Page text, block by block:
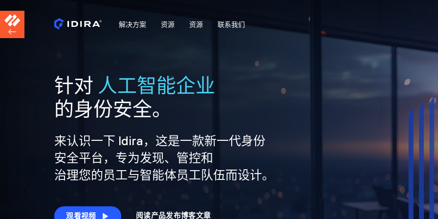
解决方案 资源 资源 联系我们
针对 人工智能企业
的身份安全。
来认识一下 Idira，这是一款新一代身份
安全平台，专为发现、管控和
治理您的员工与智能体员工队伍而设计。
观看视频 阅读产品发布博客文章